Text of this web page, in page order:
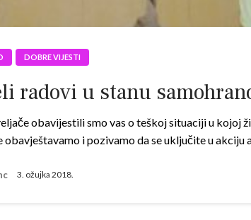
DOBRE VIJESTI
radovi u stanu
obavijestili smo vas o teškoj situaciji u kojoj
obavještavamo i pozivamo da se uključite u akciju
3. ožujka 2018.